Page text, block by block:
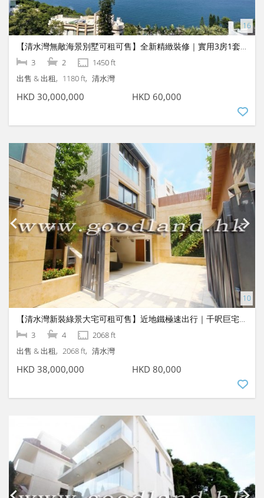
【清水灣無敵海景別墅可租可售】全新精緻裝修｜實用3房1套即租即住
3 2
1450 ft
出售 & 出租
1180 ft 清水灣
HKD 30,000,000 HKD 60,000
【清水灣新裝綠景大宅可租可售】近地鐵極速出行｜千呎巨宅3大套房
3 4
2068 ft
出售 & 出租
2068 ft 清水灣
HKD 38,000,000 HKD 80,000